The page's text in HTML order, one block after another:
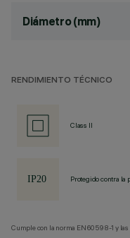
Diámetro (mm)
RENDIMIENTO TÉCNICO
Class II
Protegido contra la
Cumple con la norma EN60598-1 y